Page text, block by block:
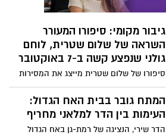
גיבור מקומי: סיפורו המעורר
השראה של שלום שטרית, לוחם
גולני שנפצע קשה ב-7 באוקטובר
סיפורו של שלום שטרית מייצג את המסירות
והאהבה למדינה שמאפיינות את הלוחמים
הצעירים שלנו
המתח גובר בבית האח הגדול:
העימות בין הדר למלאני מחריף
הדר שירי, הנציגה של רמת-גן באח הגדול